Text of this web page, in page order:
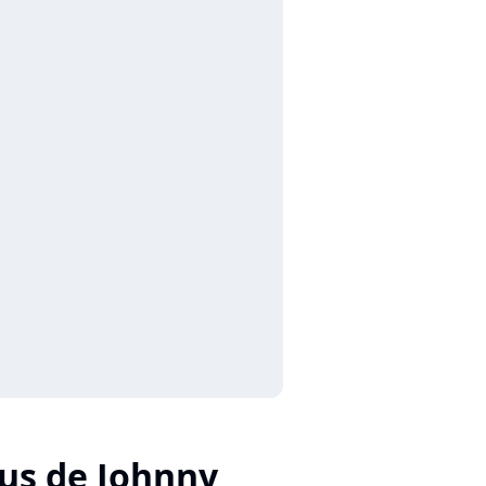
de Johnny